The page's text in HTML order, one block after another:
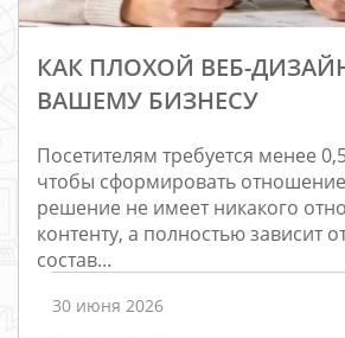
КАК ПЛОХОЙ ВЕБ-
ВАШЕМУ БИЗНЕСУ
Посетителям требуется менее
чтобы сформировать отношение
решение не имеет никакого
контенту, а полностью зависит
состав...
30 июня 2026